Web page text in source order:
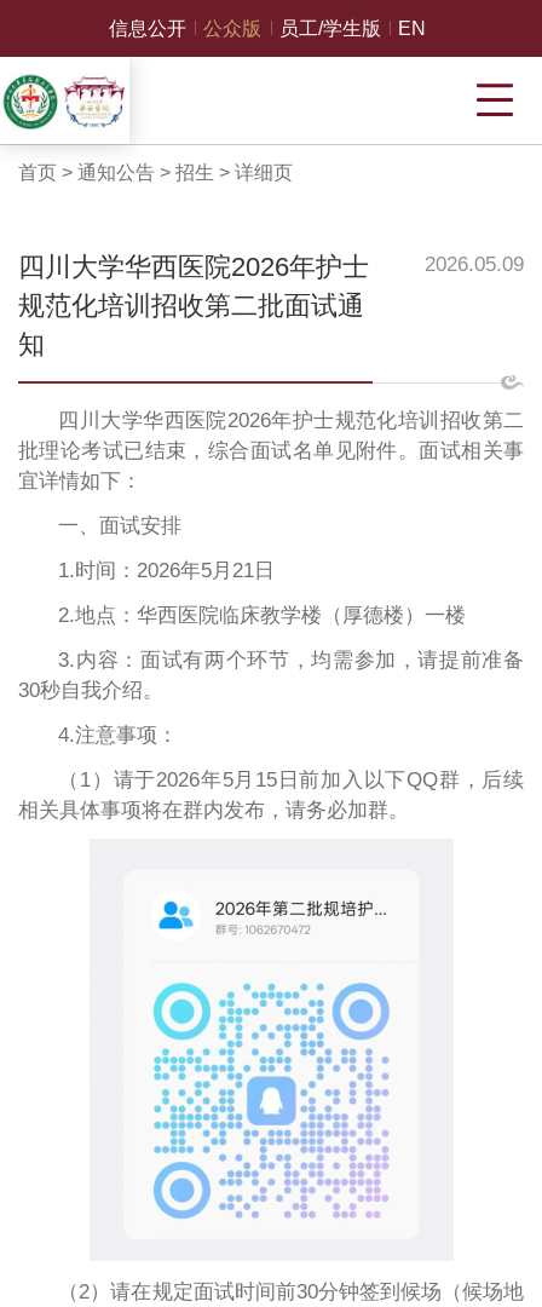
信息公开 公众版 员工/学生版 EN
首页 > 通知公告> 招生 > 详细页
四川大学华西医院2026年护士
规范化培训招收第二批面试通
知
2026.05.09
四川大学华西医院2026年护士规范化培训招收第二
批理论考试已结束，综合面试名单见附件。面试相关事
宜详情如下：
一、面试安排
1.时间：2026年5月21日
2.地点：华西医院临床教学楼（厚德楼）一楼
3.内容：面试有两个环节，均需参加，请提前准备
30秒自我介绍。
4.注意事项：
（1）请于2026年5月15日前加入以下QQ群，后续
相关具体事项将在群内发布，请务必加群。
（2）请在规定面试时间前30分钟签到候场（候场地